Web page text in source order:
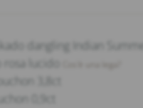
dangling Indian Summer
rosa lucido
3,8ct
0,9ct